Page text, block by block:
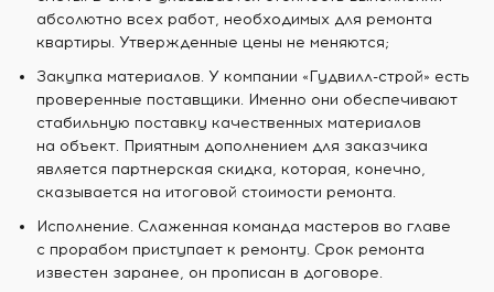
абсолютно всех работ, необходимых для ремонта
квартиры. Утвержденные цены не меняются;
Закупка материалов. У компании «Гудвилл-строй» есть
проверенные поставщики. Именно они обеспечивают
стабильную поставку качественных материалов
на объект. Приятным дополнением для заказчика
является партнерская скидка, которая, конечно,
сказывается на итоговой стоимости ремонта.
Исполнение. Слаженная команда мастеров во главе
с прорабом приступает к ремонту. Срок ремонта
известен заранее, он прописан в договоре.